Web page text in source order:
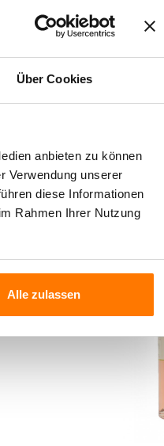
Über Cookies
anbieten zu können
Verwendung unserer
diese Informationen
Rahmen Ihrer Nutzung
Alle zulassen
und weicher
geeignet für Aperitifs,